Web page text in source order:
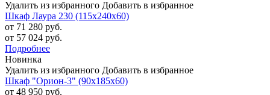
Удалить из избранного Добавить в избранное
Шкаф Лаура 230 (115х240х60)
от 71 280 руб.
от 57 024 руб.
Подробнее
Новинка
Удалить из избранного Добавить в избранное
Шкаф "Орион-3" (90х185х60)
от 48 950 руб.